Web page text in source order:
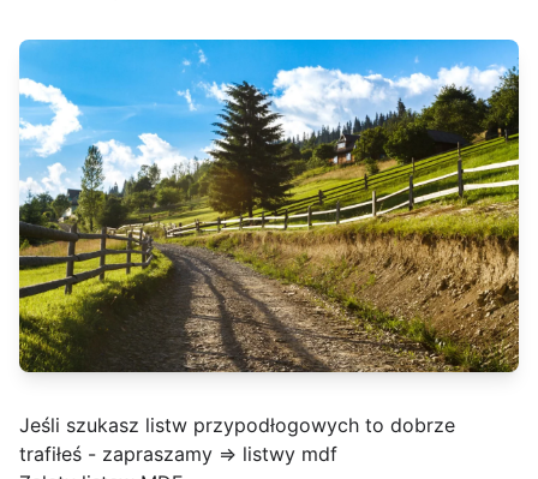
Jeśli szukasz listw przypodłogowych to dobrze
trafiłeś - zapraszamy => listwy mdf